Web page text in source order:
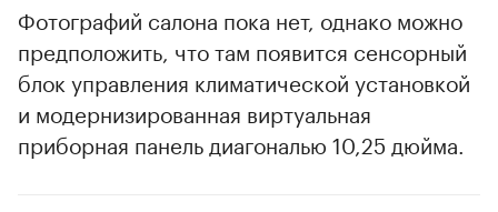
Фотографий салона пока нет, однако можно
предположить, что там появится сенсорный
блок управления климатической установкой
и модернизированная виртуальная
приборная панель диагональю 10,25 дюйма.